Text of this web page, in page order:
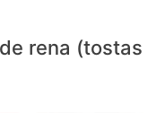
rena (tostas